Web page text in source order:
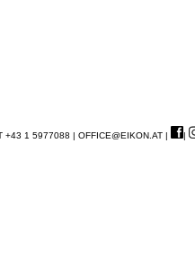
+43 1 5977088 | OFFICE@EIKON.AT | |